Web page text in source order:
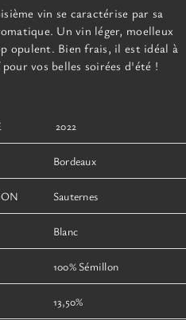
du
produit
vin se caractérise par sa
Un vin léger, moelleux
opulent. Bien frais, il est idéal à
vos belles soirées d'été !
2022
Bordeaux
Sauternes
Blanc
100% Sémillon
13,50%